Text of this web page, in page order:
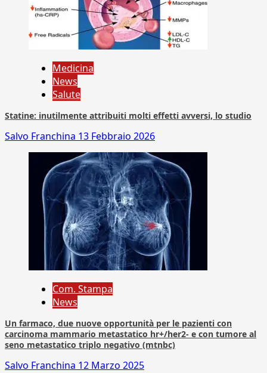
Medicina
News
Salute
Statine: inutilmente attribuiti molti effetti avversi, lo studio
Salvo Franchina 13 Febbraio 2026
Com. Stampa
News
Un farmaco, due nuove opportunità per le pazienti con
carcinoma mammario metastatico hr+/her2- e con tumore al
seno metastatico triplo negativo (mtnbc)
Salvo Franchina 12 Marzo 2025